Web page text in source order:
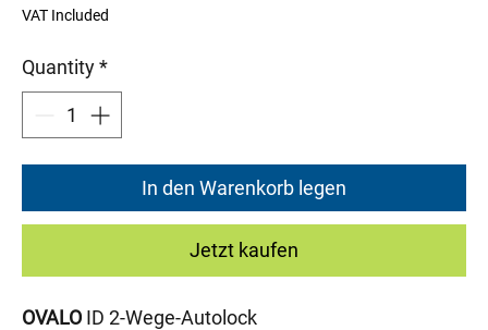
VAT Included
Quantity*
In den Warenkorb legen
Jetzt kaufen
OVALO ID 2-Wege-Autolock